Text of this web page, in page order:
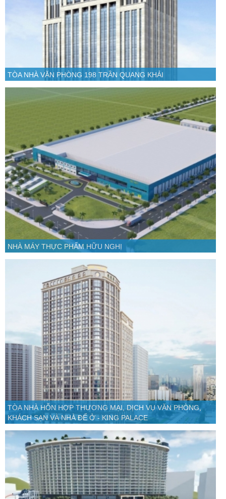
TÒA NHÀ VĂN PHÒNG 198 TRẦN QUANG KHẢI
NHÀ MÁY THỰC PHẨM HỮU NGHỊ
TÒA NHÀ HỖN HỢP THƯƠNG MẠI, DỊCH VỤ VĂN PHÒNG,
KHÁCH SẠN VÀ NHÀ ĐỂ Ở - KING PALACE